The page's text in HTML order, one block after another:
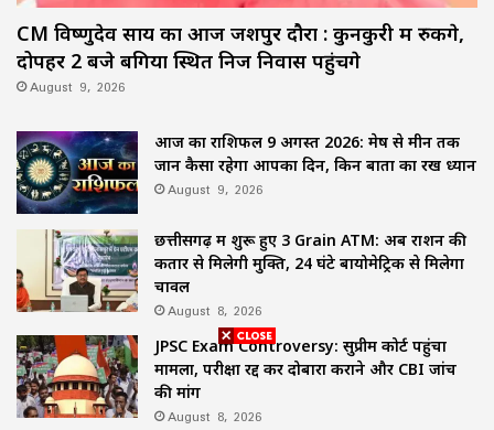
CM विष्णुदेव साय का आज जशपुर दौरा : कुनकुरी में रुकेंगे,
दोपहर 2 बजे बगिया स्थित निज निवास पहुंचेंगे
August 9, 2026
आज का राशिफल 9 अगस्त 2026: मेष से मीन तक
जानें कैसा रहेगा आपका दिन, किन बातों का रखें ध्यान
August 9, 2026
छत्तीसगढ़ में शुरू हुए 3 Grain ATM: अब राशन की
कतार से मिलेगी मुक्ति, 24 घंटे बायोमेट्रिक से मिलेगा
चावल
August 8, 2026
JPSC Exam Controversy: सुप्रीम कोर्ट पहुंचा
मामला, परीक्षा रद्द कर दोबारा कराने और CBI जांच
की मांग
August 8, 2026